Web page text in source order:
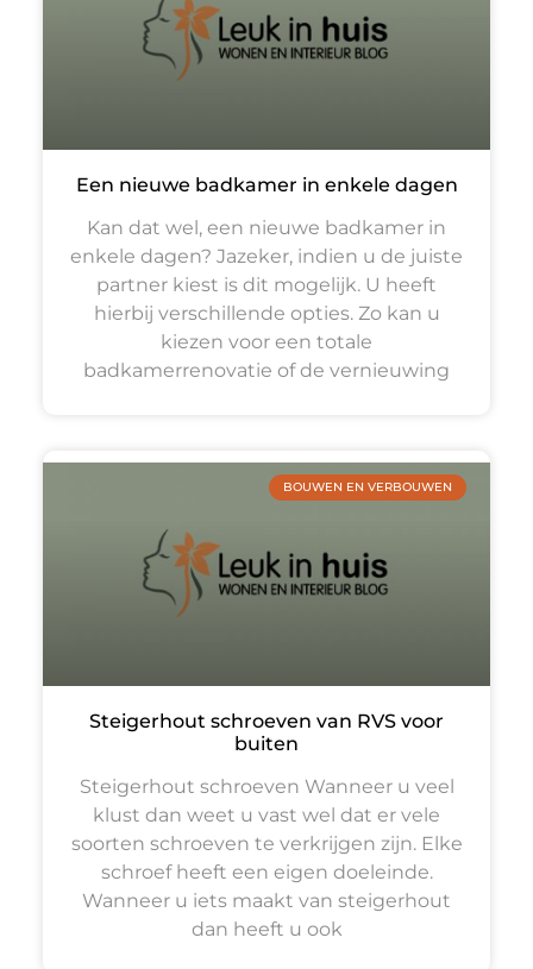
Een nieuwe badkamer in enkele dagen
Kan dat wel, een nieuwe badkamer in
enkele dagen? Jazeker, indien u de juiste
partner kiest is dit mogelijk. U heeft
hierbij verschillende opties. Zo kan u
kiezen voor een totale
badkamerrenovatie of de vernieuwing
BOUWEN EN VERBOUWEN
Steigerhout schroeven van RVS voor
buiten
Steigerhout schroeven Wanneer u veel
klust dan weet u vast wel dat er vele
soorten schroeven te verkrijgen zijn. Elke
schroef heeft een eigen doeleinde.
Wanneer u iets maakt van steigerhout
dan heeft u ook